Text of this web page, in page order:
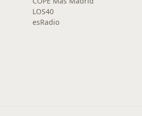
LOS40
esRadio